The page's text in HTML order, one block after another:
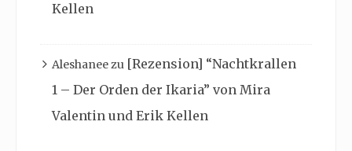
Kellen
Aleshaneezu [Rezension] “Nachtkrallen
1 – Der Orden der Ikaria” von Mira
Valentin und Erik Kellen